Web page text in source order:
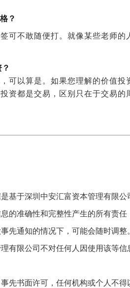
？
可不敢随便打。就像某些老师
可以算是。如果您理解的价值
资都是交易，区别只在于交易
基于深圳中安汇富资本管理有限
的准确性和完整性产生的所有责
先通知的情况下，可能会随时调
有限公司不对任何人因使用该等信
先书面许可，任何机构或个人不